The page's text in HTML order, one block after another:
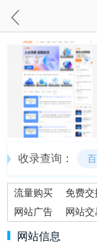
收录查询：
流量购买 免费交
网站广告
网站交
网站信息